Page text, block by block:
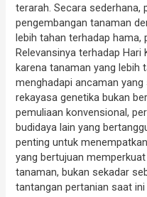
terarah. Secara sederhana,
pengembangan tanaman
lebih tahan terhadap hama,
Relevansinya terhadap
karena tanaman yang lebih
menghadapi ancaman
rekayasa genetika bukan
pemuliaan konvensional,
budidaya lain yang
penting untuk
yang bertujuan
tanaman, bukan sekadar
tantangan pertanian saat